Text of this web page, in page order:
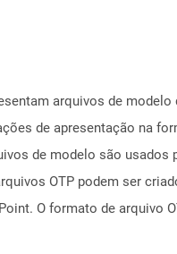
arquivos de
de apresentação na
de modelo são
OTP podem ser
O formato de arquivo